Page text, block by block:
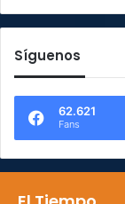
Síguenos
62.621
Fans